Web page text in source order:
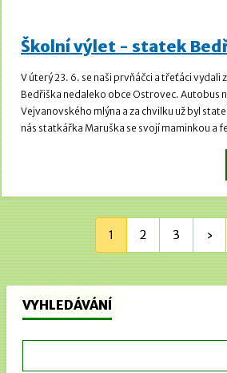
Školní výlet - statek
V úterý 23. 6. se naši prvňáčci a třeťáci vydali
Bedřiška nedaleko obce Ostrovec. Autobus
Vejvanovského mlýna a za chvilku už byl
nás statkářka Maruška se svojí maminkou a
1 2 3 ›
VYHLEDÁVÁNÍ